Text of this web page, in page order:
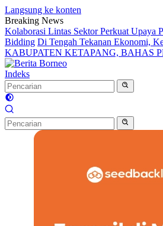
Langsung ke konten
Breaking News
Kolaborasi Lintas Sektor Perkuat Upaya
Bidding Di Tengah Tekanan Ekonomi,
KABUPATEN KETAPANG, BAHAS
Indeks